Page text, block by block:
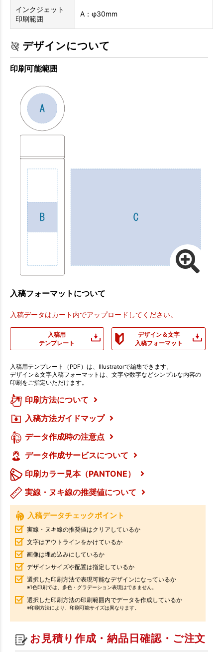
インクジェット
印刷範囲
A：φ30mm
デザインについて
印刷可能範囲
入稿フォーマットについて
入稿データはカート内でアップロードしてください。
入稿用
テンプレート
デザイン＆文字
入稿フォーマット
入稿用テンプレート（PDF）は、Illustratorで編集できます。
デザイン＆文字入稿フォーマットは、文字や数字などシンプルな内容の
印刷をご指定いただけます。
印刷方法について
入稿方法ガイドマップ
データ作成時の注意点
データ作成サービスについて
印刷カラー見本（PANTONE）
実線・ヌキ線の推奨値について
入稿データチェックポイント
実線・ヌキ線の推奨値はクリアしているか
文字はアウトラインをかけているか
画像は埋め込みにしているか
デザインサイズや配置は指定しているか
選択した印刷方法で表現可能なデザインになっているか
※1色印刷では、多色・グラデーション表現はできません。
選択した印刷方法の印刷範囲内でデータを作成しているか
※印刷方法により、印刷可能サイズは異なります。
お見積り作成・納品日確認・ご注文